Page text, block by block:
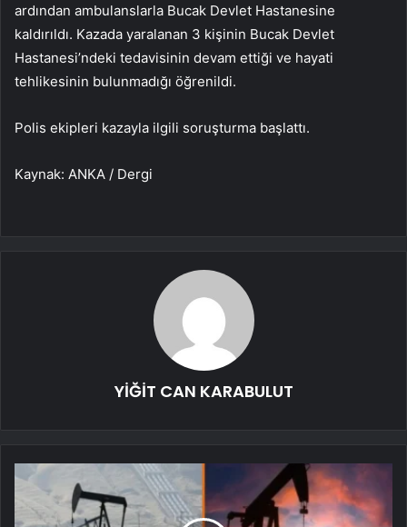
ardından ambulanslarla Bucak Devlet Hastanesine
kaldırıldı. Kazada yaralanan 3 kişinin Bucak Devlet
Hastanesi’ndeki tedavisinin devam ettiği ve hayati
tehlikesinin bulunmadığı öğrenildi.
Polis ekipleri kazayla ilgili soruşturma başlattı.
Kaynak: ANKA / Dergi
YİĞİT CAN KARABULUT